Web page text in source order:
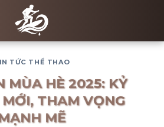
TỨC THỂ THAO
MÙA HÈ 2025: KỶ
MỚI, THAM VỌNG
MẼ